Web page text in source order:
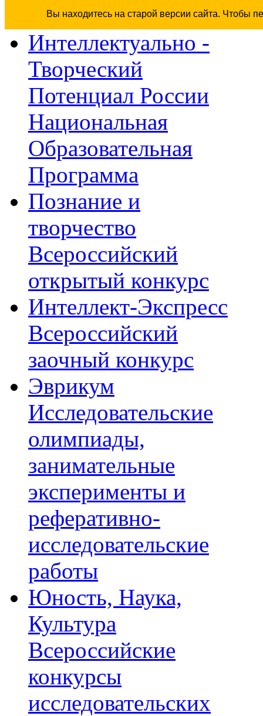
Вы находитесь на старой версии сайта. Чтобы
Интеллектуально -
Творческий
Потенциал России
Национальная
Образовательная
Программа
Познание и
творчество
Всероссийский
открытый конкурс
Интеллект-Экспресс
Всероссийский
заочный конкурс
Эврикум
Исследовательские
олимпиады,
занимательные
эксперименты и
реферативно-
исследовательские
работы
Юность, Наука,
Культура
Всероссийские
конкурсы
исследовательских